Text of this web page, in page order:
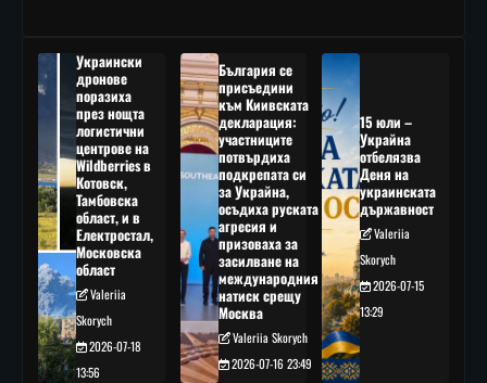
Украински
дронове
поразиха
през нощта
логистични
центрове на
Wildberries в
Котовск,
Тамбовска
област, и в
Електростал,
Московска
област
Valeriia
Skorych
2026-07-18
13:56
България се
присъедини
към Киивската
декларация:
участниците
потвърдиха
подкрепата си
за Украйна,
осъдиха руската
агресия и
призоваха за
засилване на
международния
натиск срещу
Москва
Valeriia Skorych
2026-07-16 23:49
15 юли –
Украйна
отбелязва
Деня на
украинската
държавност
Valeriia
Skorych
2026-07-15
13:29